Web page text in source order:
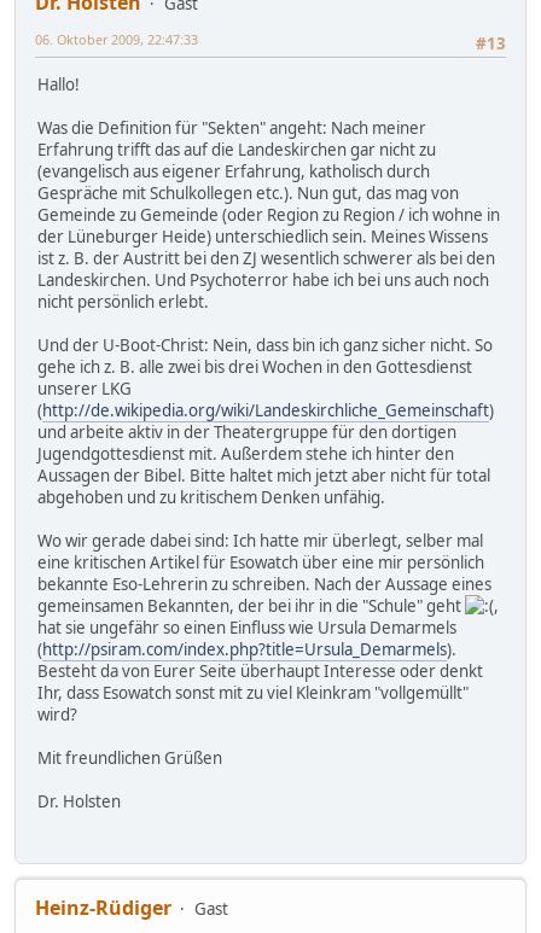
#13
06. Oktober 2009, 22:47:33
Hallo!
Was die Definition für "Sekten" angeht: Nach meiner
Erfahrung trifft das auf die Landeskirchen gar nicht zu
(evangelisch aus eigener Erfahrung, katholisch durch
Gespräche mit Schulkollegen etc.). Nun gut, das mag von
Gemeinde zu Gemeinde (oder Region zu Region / ich wohne in
der Lüneburger Heide) unterschiedlich sein. Meines Wissens
ist z. B. der Austritt bei den ZJ wesentlich schwerer als bei den
Landeskirchen. Und Psychoterror habe ich bei uns auch noch
nicht persönlich erlebt.
Und der U-Boot-Christ: Nein, dass bin ich ganz sicher nicht. So
gehe ich z. B. alle zwei bis drei Wochen in den Gottesdienst
unserer LKG
(http://de.wikipedia.org/wiki/Landeskirchliche_Gemeinschaft)
und arbeite aktiv in der Theatergruppe für den dortigen
Jugendgottesdienst mit. Außerdem stehe ich hinter den
Aussagen der Bibel. Bitte haltet mich jetzt aber nicht für total
abgehoben und zu kritischem Denken unfähig.
Wo wir gerade dabei sind: Ich hatte mir überlegt, selber mal
eine kritischen Artikel für Esowatch über eine mir persönlich
bekannte Eso-Lehrerin zu schreiben. Nach der Aussage eines
gemeinsamen Bekannten, der bei ihr in die "Schule" geht
,
hat sie ungefähr so einen Einfluss wie Ursula Demarmels
(http://psiram.com/index.php?title=Ursula_Demarmels).
Besteht da von Eurer Seite überhaupt Interesse oder denkt
Ihr, dass Esowatch sonst mit zu viel Kleinkram "vollgemüllt"
wird?
Mit freundlichen Grüßen
Dr. Holsten
Heinz-Rüdiger
Gast